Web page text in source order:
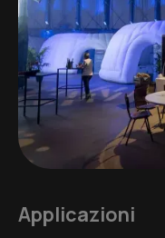
Applicazioni